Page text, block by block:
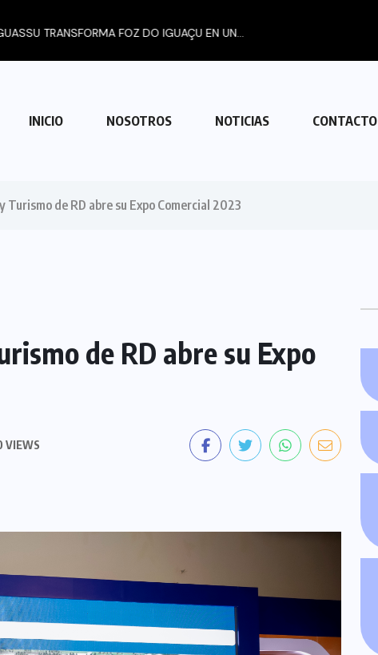
FOZ DO IGUAÇU EN UN...
INICIO NOSOTROS NOTICIAS CONTACTO
Turismo de RD abre su Expo Comercial 2023
de RD abre su Expo
VIEWS